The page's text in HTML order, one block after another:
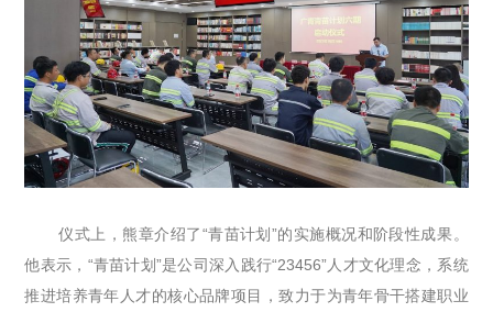
仪式上，熊章介绍了“青苗计划”的实施概况和阶段性成果。
他表示，“青苗计划”是公司深入践行“23456”人才文化理念，系统
推进培养青年人才的核心品牌项目，致力于为青年骨干搭建职业